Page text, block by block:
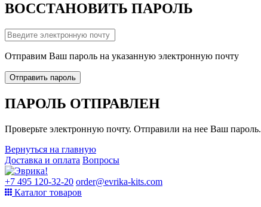
ВОССТАНОВИТЬ ПАРОЛЬ
Отправим Ваш пароль на указанную электронную почту
Отправить пароль
ПАРОЛЬ ОТПРАВЛЕН
Проверьте электронную почту. Отправили на нее Ваш пароль.
Вернуться на главную
Доставка и оплата Вопросы
+7 495 120-32-20 order@evrika-kits.com
Каталог товаров